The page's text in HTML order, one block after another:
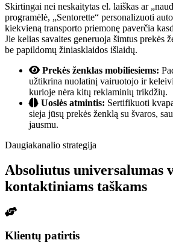
Skirtingai nei neskaitytas el. laiškas ar
programėlė, „Sentorette“ personalizuoti
kiekvieną transporto priemonę paverčia
Jie kelias savaites generuoja šimtus prekės
be papildomų žiniasklaidos išlaidų.
Prekės ženklas mobiliesiems:
užtikrina nuolatinį vairuotojo ir
kurioje nėra kitų reklaminių trikdžių.
Uoslės atmintis: Sertifikuoti
sieja jūsų prekės ženklą su švaros,
jausmu.
Daugiakanalio strategija
Absoliutus universalumas
kontaktiniams taškams
Klientų patirtis